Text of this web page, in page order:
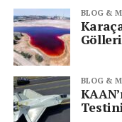
BLOG &
BLOG &